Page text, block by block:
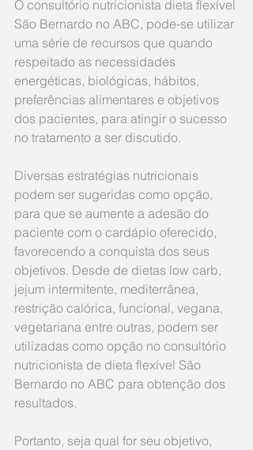
O consultório nutricionista dieta flexível
São Bernardo no ABC, pode-se utilizar
uma série de recursos que quando
respeitado as necessidades
energéticas, biológicas, hábitos,
preferências alimentares e objetivos
dos pacientes, para atingir o sucesso
no tratamento a ser discutido.
Diversas estratégias nutricionais
podem ser sugeridas como opção,
para que se aumente a adesão do
paciente com o cardápio oferecido,
favorecendo a conquista dos seus
objetivos. Desde de dietas low carb,
jejum intermitente, mediterrânea,
restrição calórica, funcional, vegana,
vegetariana entre outras, podem ser
utilizadas como opção no consultório
nutricionista de dieta flexível São
Bernardo no ABC para obtenção dos
resultados.
Portanto, seja qual for seu objetivo,